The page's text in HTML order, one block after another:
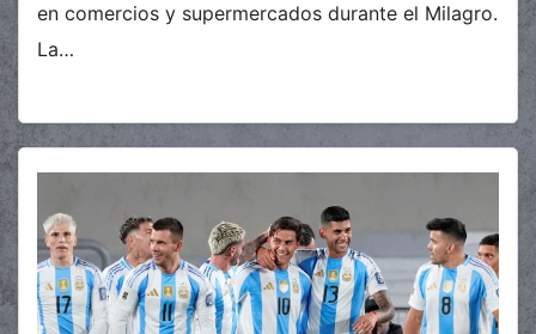
en comercios y supermercados durante el Milagro.
La…